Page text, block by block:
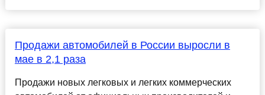
Продажи автомобилей в России выросли в
мае в 2,1 раза
Продажи новых легковых и легких коммерческих